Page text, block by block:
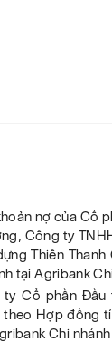
nợ của Cổ
Công ty
Thiên
tại Agribank
Cổ phần
theo Hợp đồng
Chi